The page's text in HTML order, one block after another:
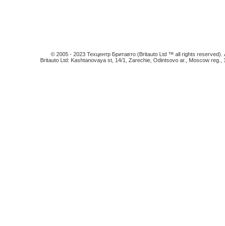
© 2005 - 2023 Техцентр Бритавто (Britauto Ltd ™ all rights
Britauto Ltd: Kashtanovaya st, 14/1, Zarechie, Odintsovo ar., Moscow